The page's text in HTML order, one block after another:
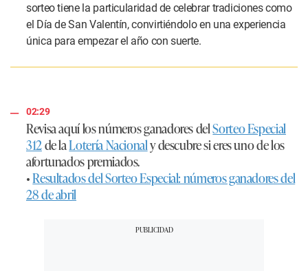
sorteo tiene la particularidad de celebrar tradiciones como
el Día de San Valentín, convirtiéndolo en una experiencia
única para empezar el año con suerte.
02:29
Revisa aquí los números ganadores delSorteo Especial
312de laLotería Nacionaly descubre si eres uno de los
afortunados premiados.
•Resultados del Sorteo Especial: números ganadores del
28 de abril